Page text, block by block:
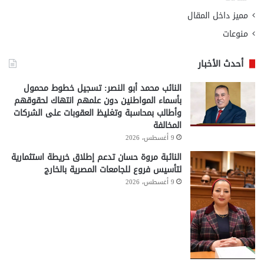
مميز داخل المقال
منوعات
أحدث الأخبار
النائب محمد أبو النصر: تسجيل خطوط محمول
بأسماء المواطنين دون علمهم انتهاك لحقوقهم
وأطالب بمحاسبة وتغليظ العقوبات على الشركات
المخالفة
9 أغسطس، 2026
النائبة مروة حسان تدعم إطلاق خريطة استثمارية
لتأسيس فروع للجامعات المصرية بالخارج
9 أغسطس، 2026